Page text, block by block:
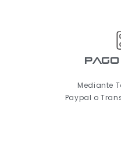
Mediante
Paypal o